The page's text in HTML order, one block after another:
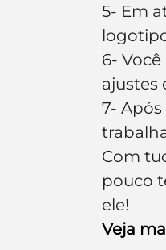
5- Em
6-
ajustes
7-
Com
pouco
ele!
Veja